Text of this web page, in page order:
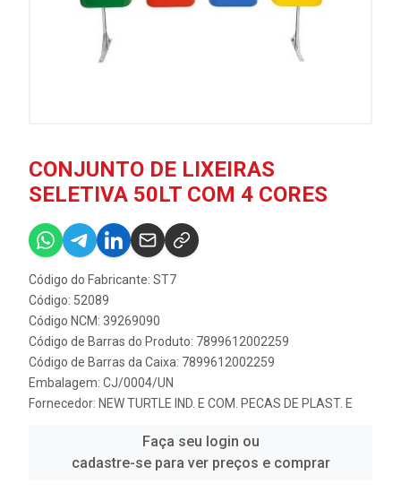
CONJUNTO DE LIXEIRAS
SELETIVA 50LT COM 4 CORES
Código do Fabricante: ST7
Código: 52089
Código NCM: 39269090
Código de Barras do Produto: 7899612002259
Código de Barras da Caixa: 7899612002259
Embalagem: CJ/0004/UN
Fornecedor: NEW TURTLE IND. E COM. PECAS DE PLAST. E
Faça seu login ou
cadastre-se para ver preços e comprar